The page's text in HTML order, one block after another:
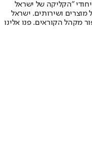
"הקליקה של ישראל
מוצרים ושירותים. ישראל
מקהל הקוראים. פנו אלינו